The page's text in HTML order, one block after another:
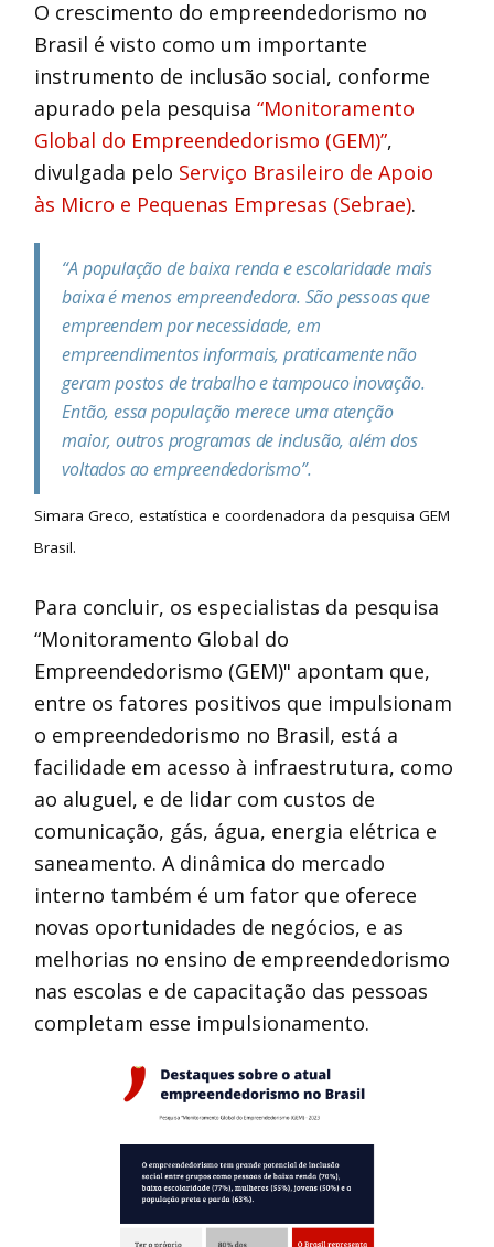
O crescimento do empreendedorismo no
Brasil é visto como um importante
instrumento de inclusão social, conforme
apurado pela pesquisa “Monitoramento
Global do Empreendedorismo (GEM)”,
divulgada pelo Serviço Brasileiro de Apoio
às Micro e Pequenas Empresas (Sebrae).
“A população de baixa renda e escolaridade mais
baixa é menos empreendedora. São pessoas que
empreendem por necessidade, em
empreendimentos informais, praticamente não
geram postos de trabalho e tampouco inovação.
Então, essa população merece uma atenção
maior, outros programas de inclusão, além dos
voltados ao empreendedorismo”.
Simara Greco, estatística e coordenadora da pesquisa GEM
Brasil.
Para concluir, os especialistas da pesquisa
“Monitoramento Global do
Empreendedorismo (GEM)" apontam que,
entre os fatores positivos que impulsionam
o empreendedorismo no Brasil, está a
facilidade em acesso à infraestrutura, como
ao aluguel, e de lidar com custos de
comunicação, gás, água, energia elétrica e
saneamento. A dinâmica do mercado
interno também é um fator que oferece
novas oportunidades de negócios, e as
melhorias no ensino de empreendedorismo
nas escolas e de capacitação das pessoas
completam esse impulsionamento.